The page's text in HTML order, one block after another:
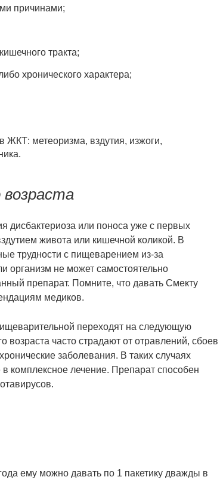
причинами;
тракта;
хронического характера;
ЖКТ: метеоризма, вздутия, изжоги,
возраста
дисбактериоза или поноса уже с первых
живота или кишечной коликой. В
трудности с пищеварением из-за
организм не может самостоятельно
препарат. Помните, что давать Смекту
медиков.
переходят на следующую
часто страдают от отравлений, сбоев
заболевания. В таких случаях
комплексное лечение. Препарат способен
ему можно давать по 1 пакетику дважды в